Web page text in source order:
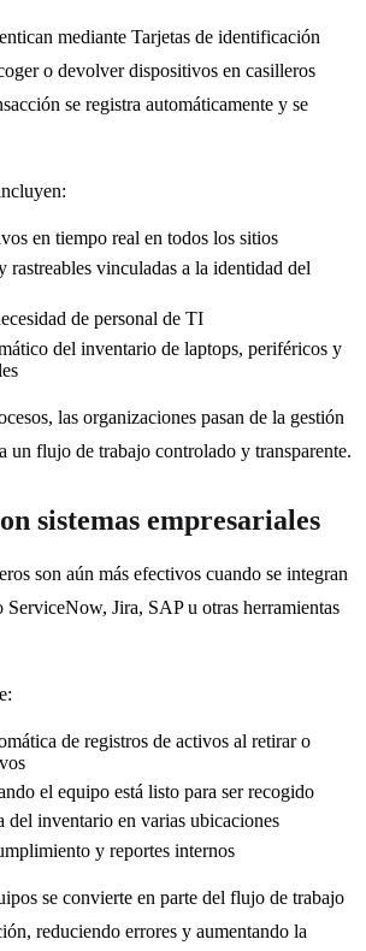
mediante Tarjetas de identificación
o devolver dispositivos en casilleros
se registra automáticamente y se
en tiempo real en todos los sitios
rastreables vinculadas a la identidad del
de personal de TI
del inventario de laptops, periféricos y
las organizaciones pasan de la gestión
un flujo de trabajo controlado y transparente.
sistemas empresariales
son aún más efectivos cuando se integran
ServiceNow, Jira, SAP u otras herramientas
de registros de activos al retirar o
el equipo está listo para ser recogido
del inventario en varias ubicaciones
y reportes internos
se convierte en parte del flujo de trabajo
reduciendo errores y aumentando la